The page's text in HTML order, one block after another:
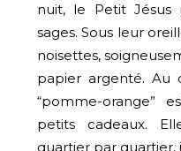
nuit, le Petit Jésus
sages. Sous leur
noisettes,
papier argenté. Au
“pomme-orange”
petits cadeaux.
quartier par quartier,